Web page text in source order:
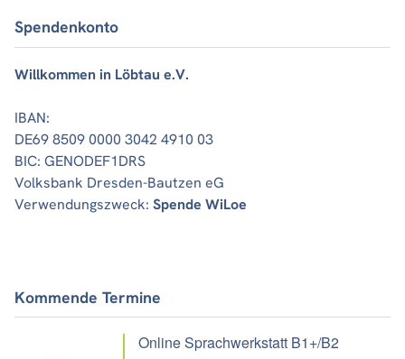
Spendenkonto
Willkommen in Löbtau e.V.
IBAN:
DE69 8509 0000 3042 4910 03
BIC: GENODEF1DRS
Volksbank Dresden-Bautzen eG
Verwendungszweck: Spende WiLoe
Kommende Termine
Online Sprachwerkstatt B1+/B2